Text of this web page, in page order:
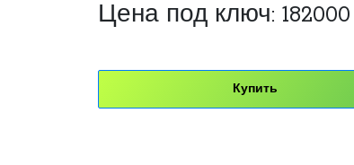
Цена под ключ: 182000
Купить